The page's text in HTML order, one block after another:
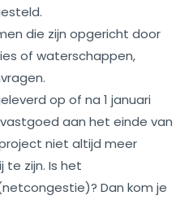
die zijn opgericht door
of waterschappen,
op of na 1 januari
aan het einde van
niet altijd meer
te zijn. Is het
Dan kom je